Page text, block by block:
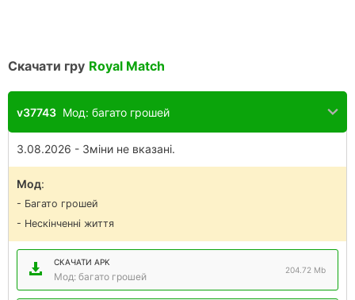
Скачати гру Royal Match
v37743 Мод: багато грошей
3.08.2026 - Зміни не вказані.
Мод:
- Багато грошей
- Нескінченні життя
СКАЧАТИ APK
Мод: багато грошей
204.72 Mb